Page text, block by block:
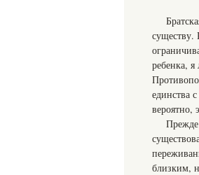
существу.
ребенка,
единства
вероятно,
Прежде
близким,